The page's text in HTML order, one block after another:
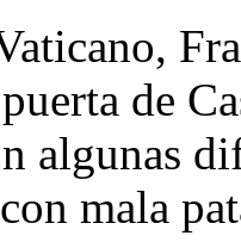
de
algunas
mala